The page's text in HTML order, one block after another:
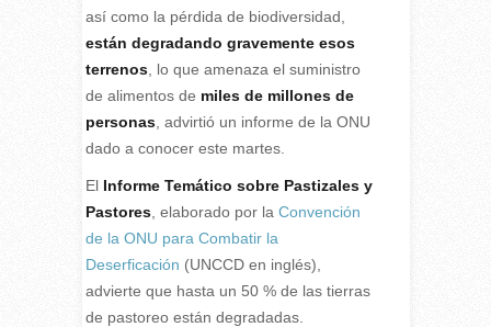
así como la pérdida de biodiversidad,
están degradando gravemente esos
terrenos, lo que amenaza el suministro
de alimentos de miles de millones de
personas, advirtió un informe de la ONU
dado a conocer este martes.
El Informe Temático sobre Pastizales y
Pastores, elaborado por la Convención
de la ONU para Combatir la
Deserficación (UNCCD en inglés),
advierte que hasta un 50 % de las tierras
de pastoreo están degradadas.